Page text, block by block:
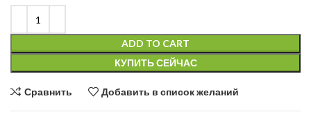
ADD TO CART
КУПИТЬ СЕЙЧАС
Сравнить Добавить в список желаний